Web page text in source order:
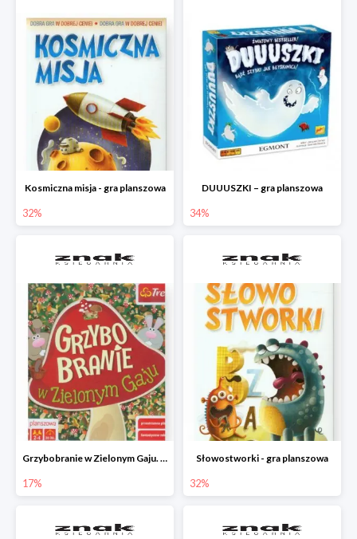
Kosmiczna misja - gra planszowa
32%
DUUUSZKI – gra planszowa
34%
Grzybobranie w Zielonym Gaju. Gra planszowa
17%
Słowostworki - gra planszowa
32%